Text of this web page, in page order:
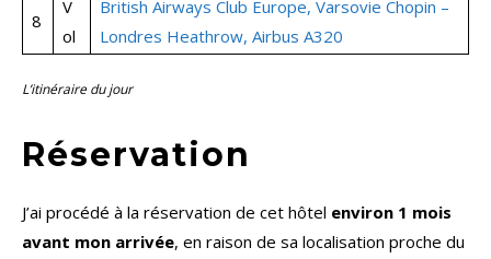
8
V
ol
British Airways Club Europe, Varsovie Chopin –
Londres Heathrow, Airbus A320
L’itinéraire du jour
Réservation
J’ai procédé à la réservation de cet hôtel environ 1 mois
avant mon arrivée, en raison de sa localisation proche du